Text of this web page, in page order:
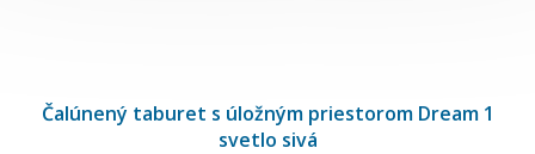
Čalúnený taburet s úložným priestorom Dream 1
svetlo sivá